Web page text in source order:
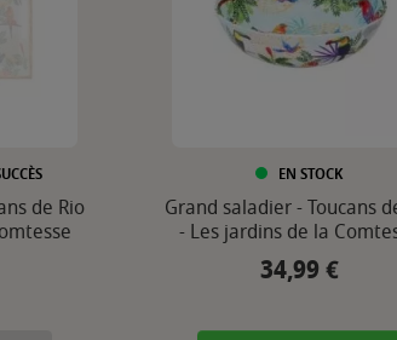
de Rio
EN STOCK
Grand saladier - Toucans
- Les jardins de la
Prix
34,99 €